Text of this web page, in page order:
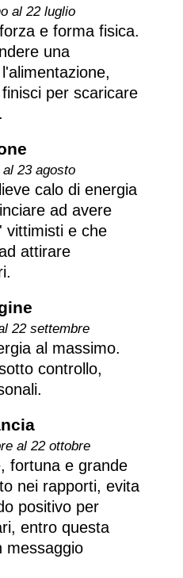
al 22 luglio
e forma fisica.
una
per scaricare
23 agosto
calo di energia
ad avere
vittimisti e che
attirare
22 settembre
al massimo.
controllo,
al 22 ottobre
fortuna e grande
nei rapporti, evita
positivo per
entro questa
messaggio